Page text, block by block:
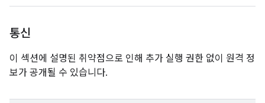
통신
이 섹션에 설명된 취약점으로 인해 추가 실행 권한 없이 원격 정
보가 공개될 수 있습니다.